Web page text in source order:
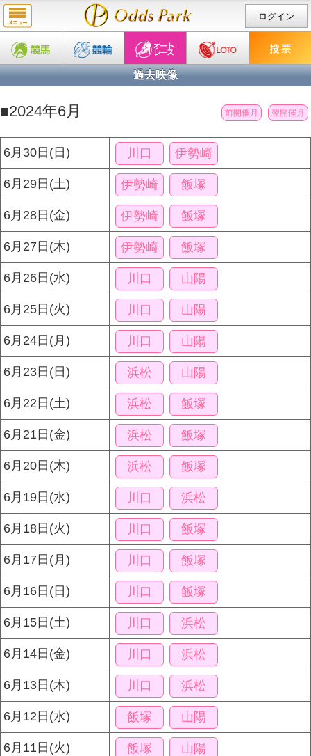
ログイン
過去映像
■2024年6月 前開催月 翌開催月
6月30日(日) 川口 伊勢崎
6月29日(土) 伊勢崎 飯塚
6月28日(金) 伊勢崎 飯塚
6月27日(木) 伊勢崎 飯塚
6月26日(水) 川口 山陽
6月25日(火) 川口 山陽
6月24日(月) 川口 山陽
6月23日(日) 浜松 山陽
6月22日(土) 浜松 飯塚
6月21日(金) 浜松 飯塚
6月20日(木) 浜松 飯塚
6月19日(水) 川口 浜松
6月18日(火) 川口 飯塚
6月17日(月) 川口 飯塚
6月16日(日) 川口 飯塚
6月15日(土) 川口 浜松
6月14日(金) 川口 浜松
6月13日(木) 川口 浜松
6月12日(水) 飯塚 山陽
6月11日(火) 飯塚 山陽